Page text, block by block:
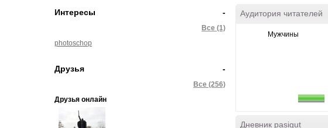
-
Интересы
Все (1)
photoschop
-
Друзья
Все (256)
Друзья онлайн
Аудитория читателей
Мужчины
Дневник pasigut